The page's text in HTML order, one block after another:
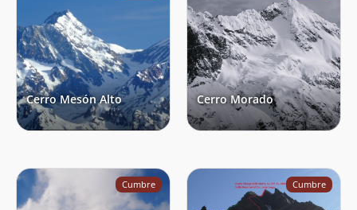
Cerro Mesón Alto Cerro Morado
Cumbre Cumbre